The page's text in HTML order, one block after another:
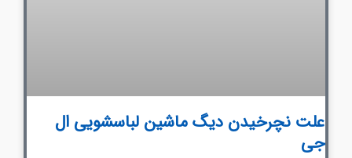
علت نچرخیدن دیگ ماشین لباسشویی ال
جی